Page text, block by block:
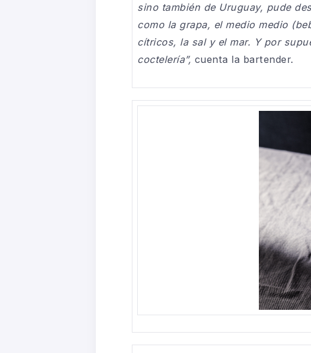
sino también de Uruguay, pude
como la grapa, el medio medio
cítricos, la sal y el mar. Y por
coctelería”, cuenta la bartender.